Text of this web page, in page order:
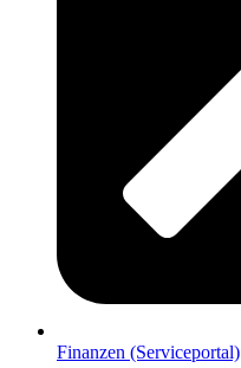
Finanzen (Serviceportal)